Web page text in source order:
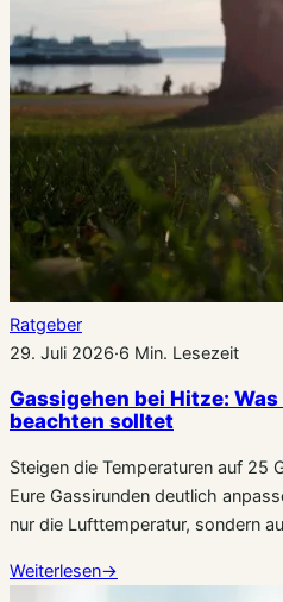
Ratgeber
29. Juli 2026·6 Min. Lesezeit
Gassigehen bei Hitze: Was
beachten solltet
Steigen die Temperaturen auf 25
Eure Gassirunden deutlich
nur die Lufttemperatur, sondern
Weiterlesen→